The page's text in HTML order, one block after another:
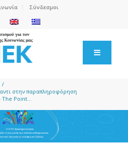
Σύνδεσμοι
/
στην παραπληροφόρηση
The Point...